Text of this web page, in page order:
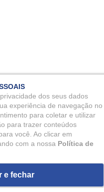
dos seus dados
experiência de navegação no
para coletar e utilizar
para trazer conteúdos
você. Ao clicar em
com a nossa Política de
e fechar